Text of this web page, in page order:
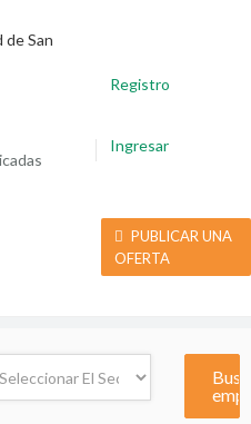
Registro
Ingresar
PUBLICAR UNA
OFERTA